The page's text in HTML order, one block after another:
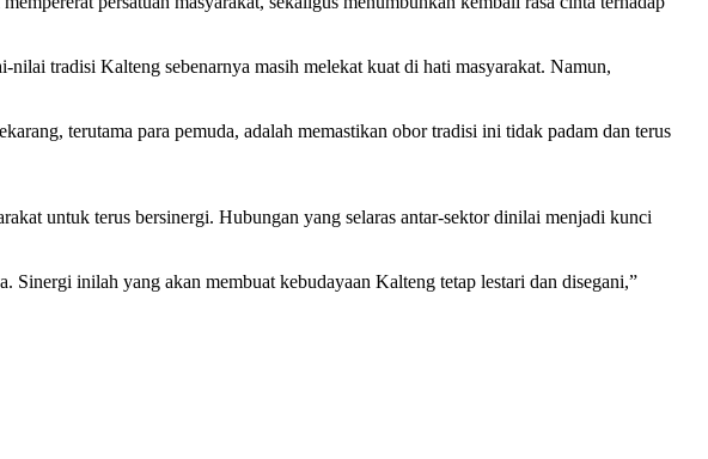
tradisi Kalteng sebenarnya masih melekat kuat di hati masyarakat. Namun,
terutama para pemuda, adalah memastikan obor tradisi ini tidak padam dan terus
untuk terus bersinergi. Hubungan yang selaras antar-sektor dinilai menjadi kunci
Sinergi inilah yang akan membuat kebudayaan Kalteng tetap lestari dan disegani,”